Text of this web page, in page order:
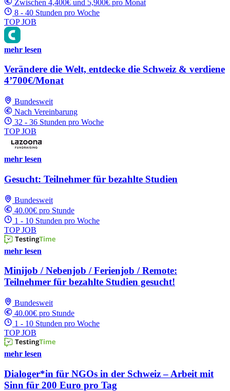
Zwischen 4,400€ und 5,900€ pro Monat
8 - 40 Stunden pro Woche
TOP JOB
mehr lesen
Verändere die Welt, entdecke die Schweiz & verdiene
4’700€/Monat
Bundesweit
Nach Vereinbarung
32 - 36 Stunden pro Woche
TOP JOB
mehr lesen
Gesucht: Teilnehmer für bezahlte Studien
Bundesweit
40.00€ pro Stunde
1 - 10 Stunden pro Woche
TOP JOB
mehr lesen
Minijob / Nebenjob / Ferienjob / Remote:
Teilnehmer für bezahlte Studien gesucht!
Bundesweit
40.00€ pro Stunde
1 - 10 Stunden pro Woche
TOP JOB
mehr lesen
Dialoger*in für NGOs in der Schweiz – Arbeit mit
Sinn für 200 Euro pro Tag